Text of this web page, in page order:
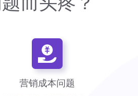
营销成本问题